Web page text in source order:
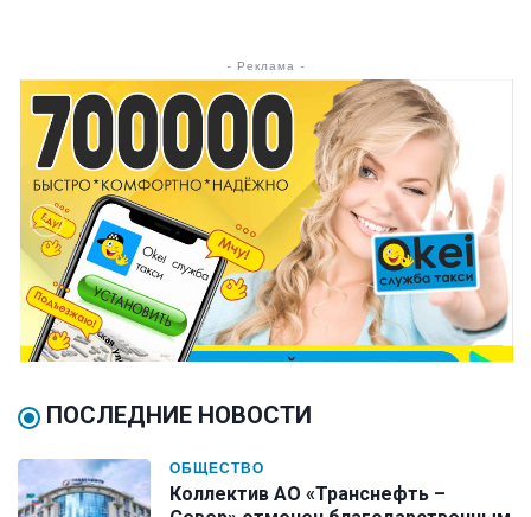
- Реклама -
ПОСЛЕДНИЕ НОВОСТИ
ОБЩЕСТВО
Коллектив АО «Транснефть –